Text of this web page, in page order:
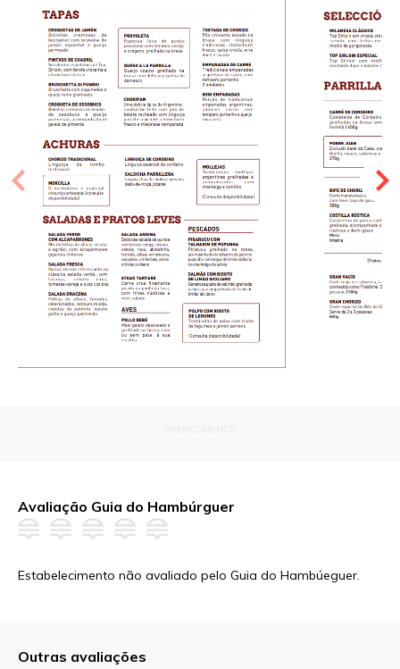
Avaliação Guia do Hambúrguer
Estabelecimento não avaliado pelo Guia do Hambúeguer.
Outras avaliações